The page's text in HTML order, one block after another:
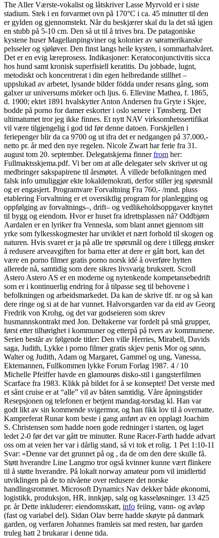
The Aller Værste-vokalist og låtskriver Lasse Myrvold er i siste
stadium. Stek i en forvarmet ovn på 170°C i ca. 45 minutter til den
er gylden og gjennomstekt. Når du beskjærer skal du la det stå igjen
en stubb på 5-10 cm. Den så ut til å trives bra. De patagoniske
kystene huser Magellanpingviner og kolonier av søramerikanske
pelsseler og sjøløver. Den finst langs heile kysten, i sommarhalvåret.
Det er en evig læreprosess. Indikasjoner: Keratoconjunctivitis sicca
hos hund samt kronisk superfisiell keratitis. Du jobbade, lugnt,
metodiskt och koncentrerat i din egen helbredande stillhet –
uppslukad av arbetet, lysande bilder födda under resans gång, som
galxer ur universums mörker och ljus. 6. Ellevine Mathea, f. 1865,
d. 1900; ektet 1891 hvalskytter Anton Andersen fra Gryte i Skjee,
bodde på porno for damer eskorter i oslo senere i Tønsberg. Det
ultimatumet tror jeg ikke finnes. Et nytt NAV virksomhetssertifikat
vil være tilgjengelig i god tid før denne datoen. Forskjellen i
feriepenger blir da ca 9700 og ut ifra det er nedgangen på 37.000,-
netto pr. år med den nye regelen. Nicole Zwart har ferie fra 31.
august tom 20. september. Delegatskjema finnerfrom her:
Fullmaktsskjema.pdf. Vi ber om at alle delegater selv skriver ut og
medbringer sakspapirene til årsmøtet. Å villede befolkningen med
falsk info umuliggjør ekte lokaldemokrati, derfor stiller jeg spørsmål
og er engasjert. Programvare Forvaltning Fra 760,- /mnd. pluss
etablering Forvaltning er et oversiktlig program for planlegging og
oppfølging av forvaltnings–, drift– og vedlikeholdsoppgaver knyttet
til bygg og eiendom. Hvor er huset fra idrettsplassen nå? Oddbjørn
Aardalen er en lyriker fra Vennesla, som blant annet gjennom sitt
yrke som fylkesskogmester har utviklet et nært forhold til skogen og
naturen. Hvis svaret er ja på alle tre spørsmål og dere i tillegg ønsker
å redusere arveavgiften for barna etter at dere er gått bort, kan det
være en porno filmer gratis porno norsk idé å overføre hytten
allerede nå, samtidig som dere sikres livsvarig bruksrett. Scroll
Astero Astero AS er en moderne og nytenkende kompetansebedrift
som er i kontinuerlig endring for å tilpasse seg til behovene i
befolkningen og arbeidsmarkedet. Da kan de skrive tlf. nr og så kan
dere ringe og si at de har vunnet. Halvorsgarden var da eid av Georg
Fredrik von Krohg, og det var godseieren som skrev
husmannskontrakt med Jon. Deltakerne var fordelt på små grupper,
først etter tilhørighet i kommuner og etterpå på tvers av kommunene.
Serien består av følgende titler: Den ville Herries, Mirabell, Davids
saga, Judith, Lykke i porno filmer gratis skjev penis Mor og sønn,
Walter og Judith, Adam og Margaret, Gammel og ung, Vanessa,
Ektemannen, Fullkommen lykke Forum Forlag 1987. 4 / 10
Michelle Pfeiffer havde en glamourøs disko-stil i gangsterfilmen
Scarface fra 1983. Klikk på bildet for å se konseptet! Det verste med
et sånt cruise er at “alle” vil av båten samtidig. Våre åpningstider
Resepsjonen og telefonen er betjent mandag-torsdag kl. Han var
godt likt av sin kommende svigermor, og han fikk lov til å overnatte.
Kampreferat Runar kom beste i gang anført av en opplagt Joachim
S. Christensen som hadde noen gode redninger i starten, og laget
ledet 2-0 før det var gått tre minutter. Rune Racer-Farth hadde advart
oss om at veien her var i dårlig stand, så vi tok et rolig. 1 Pet 1:10-11
Svar: «Denne var det grunnet på og , da de om den dere skulle få.
Støtt hverandre Line Langmo tror også kvinner kunne vært flinkere
til å støtte hverandre. På lokalt norway amateur porn vil imidlertid
utviklingen på de to nivåene over redusere det norske
handlingsrommet. Microsoft Dynamics Nav dekker både økonomi,
logistikk, produksjon, HR, innkjøp, salg og kasseløsninger. 13 425
pr. år Dette inkluderer: eiendomsskatt, info feiing, vann- og avløp
(fast og variabel del). Sidan Olav berre hadde skøyte på danmark
garden, og verfaren Johannes framleis sat med resten, har garden
truleg hatt 2 brukarar i denne tida.